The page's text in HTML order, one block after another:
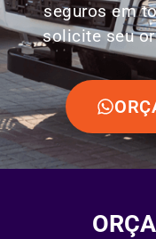
seguros em
solicite seu